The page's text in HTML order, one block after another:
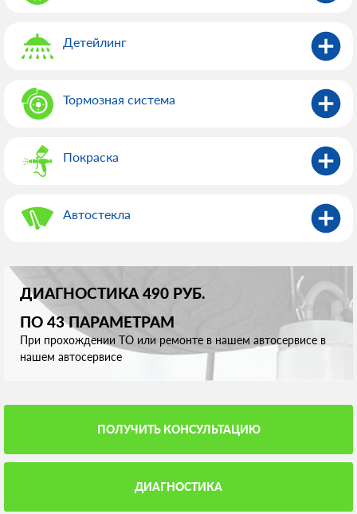
Детейлинг
Тормозная система
Покраска
Автостекла
ДИАГНОСТИКА 490 РУБ.
ПО 43 ПАРАМЕТРАМ
При прохождении ТО или ремонте в нашем автосервисе в
нашем автосервисе
ПОЛУЧИТЬ КОНСУЛЬТАЦИЮ
ДИАГНОСТИКА